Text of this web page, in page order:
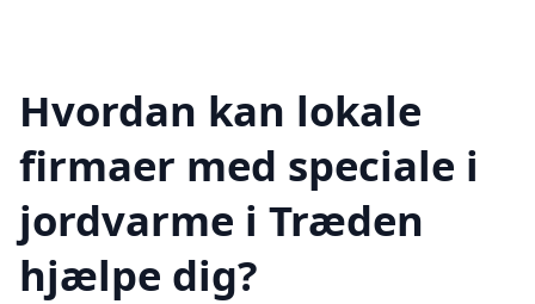
Hvordan kan lokale
firmaer med speciale i
jordvarme i Træden
hjælpe dig?